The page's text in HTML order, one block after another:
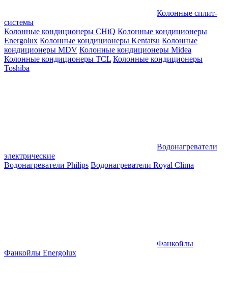
Колонные сплит-
системы
Колонные кондиционеры CHiQ Колонные кондиционеры
Energolux Колонные кондиционеры Kentatsu Колонные
кондиционеры MDV Колонные кондиционеры Midea
Колонные кондиционеры TCL Колонные кондиционеры
Toshiba
Водонагреватели
электрические
Водонагреватели Philips Водонагреватели Royal Clima
Фанкойлы
Фанкойлы Energolux